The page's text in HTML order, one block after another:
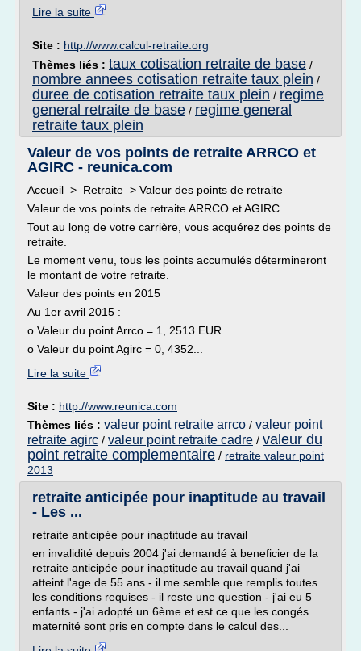
Lire la suite
Site : http://www.calcul-retraite.org
Thèmes liés : taux cotisation retraite de base /
nombre annees cotisation retraite taux plein /
duree de cotisation retraite taux plein / regime
general retraite de base / regime general
retraite taux plein
Valeur de vos points de retraite ARRCO et
AGIRC - reunica.com
Accueil > Retraite > Valeur des points de retraite
Valeur de vos points de retraite ARRCO et AGIRC
Tout au long de votre carrière, vous acquérez des points de
retraite.
Le moment venu, tous les points accumulés détermineront
le montant de votre retraite.
Valeur des points en 2015
Au 1er avril 2015 :
o Valeur du point Arrco = 1, 2513 EUR
o Valeur du point Agirc = 0, 4352...
Lire la suite
Site : http://www.reunica.com
Thèmes liés : valeur point retraite arrco / valeur point
retraite agirc / valeur point retraite cadre / valeur du
point retraite complementaire / retraite valeur point
2013
retraite anticipée pour inaptitude au travail
- Les ...
retraite anticipée pour inaptitude au travail
en invalidité depuis 2004 j'ai demandé à beneficier de la
retraite anticipée pour inaptitude au travail quand j'ai
atteint l'age de 55 ans - il me semble que remplis toutes
les conditions requises - il reste une question - j'ai eu 5
enfants - j'ai adopté un 6ème et est ce que les congés
maternité sont pris en compte dans le calcul des...